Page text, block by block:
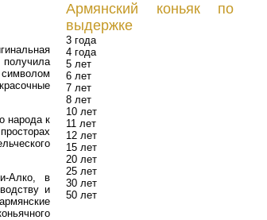
символом
народа к
Алко, в
и
Армянский коньяк по
выдержке
3 года
4 года
5 лет
6 лет
7 лет
8 лет
10 лет
11 лет
12 лет
15 лет
20 лет
25 лет
30 лет
50 лет